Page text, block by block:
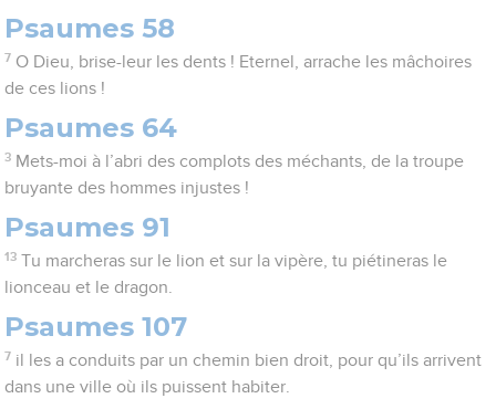
Psaumes 58
7 O Dieu, brise-leur les dents ! Eternel, arrache les mâchoires
de ces lions !
Psaumes 64
3 Mets-moi à l’abri des complots des méchants, de la troupe
bruyante des hommes injustes !
Psaumes 91
13 Tu marcheras sur le lion et sur la vipère, tu piétineras le
lionceau et le dragon.
Psaumes 107
7 il les a conduits par un chemin bien droit, pour qu’ils arrivent
dans une ville où ils puissent habiter.